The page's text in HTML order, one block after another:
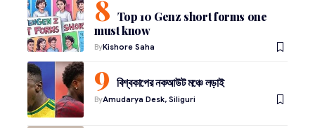
Top 10 Genz short forms one
must know
ByKishore Saha
বিশ্বকাপের নকআউট মঞ্চে লড়াই
ByAmudarya Desk, Siliguri